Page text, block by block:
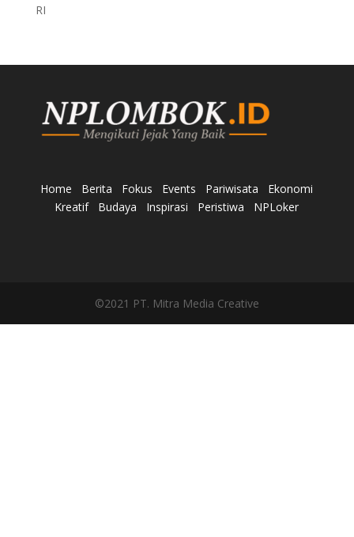
RI
Home Berita Fokus Events Pariwisata
Ekonomi
Kreatif
Budaya Inspirasi Peristiwa NPLoker
©2021 PT. Mitra Media Creative